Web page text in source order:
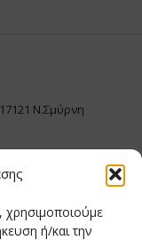
χρησιμοποιούμε
ή/και την
Ν.Σμύρνη
Δημητριάδης